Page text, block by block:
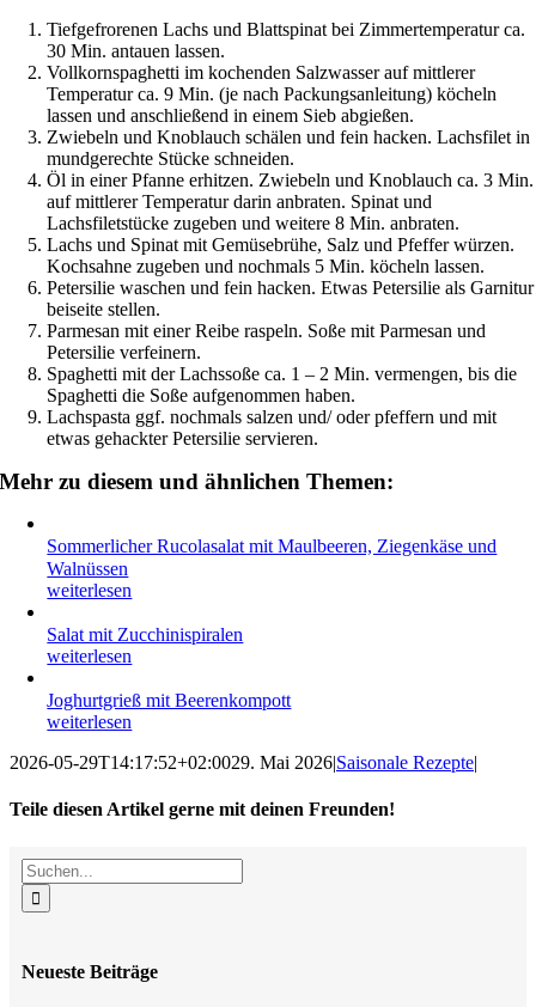
Tiefgefrorenen Lachs und Blattspinat bei Zimmertemperatur ca.
30 Min. antauen lassen.
Vollkornspaghetti im kochenden Salzwasser auf mittlerer
Temperatur ca. 9 Min. (je nach Packungsanleitung) köcheln
lassen und anschließend in einem Sieb abgießen.
Zwiebeln und Knoblauch schälen und fein hacken. Lachsfilet in
mundgerechte Stücke schneiden.
Öl in einer Pfanne erhitzen. Zwiebeln und Knoblauch ca. 3 Min.
auf mittlerer Temperatur darin anbraten. Spinat und
Lachsfiletstücke zugeben und weitere 8 Min. anbraten.
Lachs und Spinat mit Gemüsebrühe, Salz und Pfeffer würzen.
Kochsahne zugeben und nochmals 5 Min. köcheln lassen.
Petersilie waschen und fein hacken. Etwas Petersilie als Garnitur
beiseite stellen.
Parmesan mit einer Reibe raspeln. Soße mit Parmesan und
Petersilie verfeinern.
Spaghetti mit der Lachssoße ca. 1 – 2 Min. vermengen, bis die
Spaghetti die Soße aufgenommen haben.
Lachspasta ggf. nochmals salzen und/ oder pfeffern und mit
etwas gehackter Petersilie servieren.
Mehr zu diesem und ähnlichen Themen:
Sommerlicher Rucolasalat mit Maulbeeren, Ziegenkäse und
Walnüssen
weiterlesen
Salat mit Zucchinispiralen
weiterlesen
Joghurtgrieß mit Beerenkompott
weiterlesen
2026-05-29T14:17:52+02:0029. Mai 2026|Saisonale Rezepte|
Teile diesen Artikel gerne mit deinen Freunden!
Facebook
XReddit
LinkedIn
WhatsApp
Tumblr
Pinterest
Vk
E-
Mail
Suche
nach:
Neueste Beiträge